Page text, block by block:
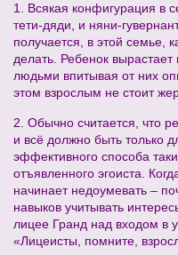
1. Всякая конфигурация в
тети-дяди, и няни-
получается, в этой семье,
делать. Ребенок
людьми впитывая от них
этом взрослым не стоит
2. Обычно считается, что
и всё должно быть только
эффективного способа
отъявленного эгоиста.
начинает недоумевать –
навыков учитывать
лицее Гранд над входом в
«Лицеисты, помните,